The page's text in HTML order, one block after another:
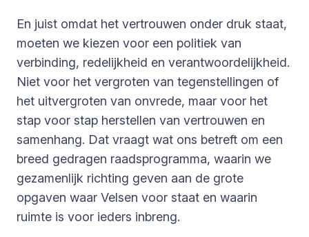
En juist omdat het vertrouwen onder druk staat,
moeten we kiezen voor een politiek van
verbinding, redelijkheid en verantwoordelijkheid.
Niet voor het vergroten van tegenstellingen of
het uitvergroten van onvrede, maar voor het
stap voor stap herstellen van vertrouwen en
samenhang. Dat vraagt wat ons betreft om een
breed gedragen raadsprogramma, waarin we
gezamenlijk richting geven aan de grote
opgaven waar Velsen voor staat en waarin
ruimte is voor ieders inbreng.